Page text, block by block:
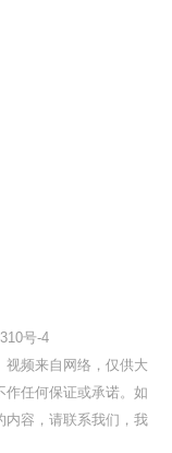
号-4
视频来自网络，仅供大
作任何保证或承诺。如
内容，请联系我们，我